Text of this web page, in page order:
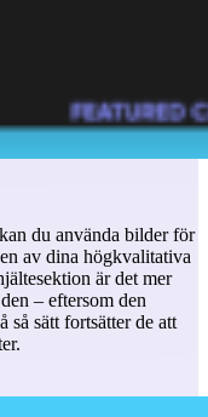
du använda bilder för
av dina högkvalitativa
är det mer
– eftersom den
så sätt fortsätter de att